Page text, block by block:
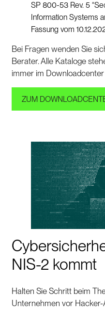
SP 800-53 Rev. 5
Information Systems
Fassung vom
Bei Fragen wenden Sie
Berater. Alle Kataloge
immer im Downloadcenter
ZUM
NIS-2 kommt
Halten Sie Schritt beim
Unternehmen vor